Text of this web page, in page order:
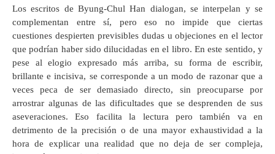
Los escritos de Byung-Chul Han dialogan, se interpelan y se
complementan entre sí, pero eso no impide que ciertas
cuestiones despierten previsibles dudas u objeciones en el lector
que podrían haber sido dilucidadas en el libro. En este sentido, y
pese al elogio expresado más arriba, su forma de escribir,
brillante e incisiva, se corresponde a un modo de razonar que a
veces peca de ser demasiado directo, sin preocuparse por
arrostrar algunas de las dificultades que se desprenden de sus
aseveraciones. Eso facilita la lectura pero también va en
detrimento de la precisión o de una mayor exhaustividad a la
hora de explicar una realidad que no deja de ser compleja,